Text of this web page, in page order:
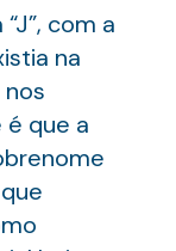
com a
na
que a